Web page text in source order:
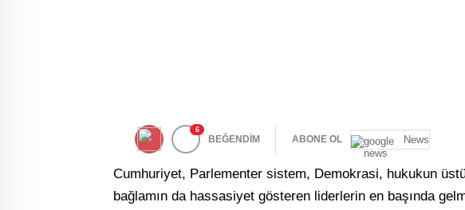
6
BEĞENDİM ABONE OL News
Cumhuriyet, Parlementer sistem, Demokrasi, hukukun
bağlamın da hassasiyet gösteren liderlerin en başında